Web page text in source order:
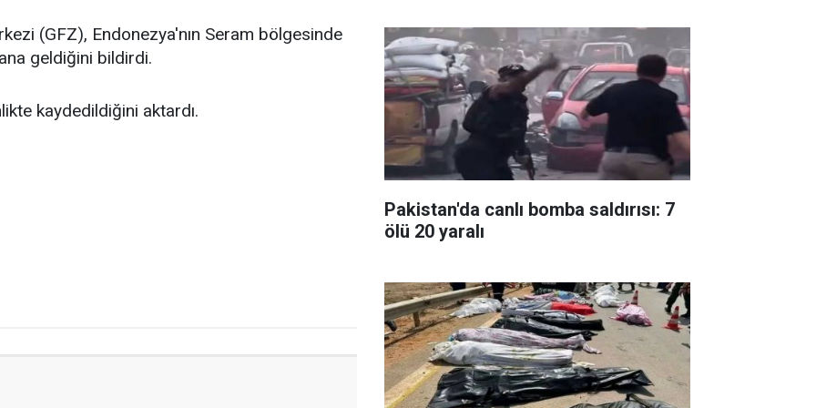
(GFZ), Endonezya'nın Seram bölgesinde
geldiğini bildirdi.
kaydedildiğini aktardı.
Pakistan'da canlı bomba saldırısı: 7
ölü 20 yaralı